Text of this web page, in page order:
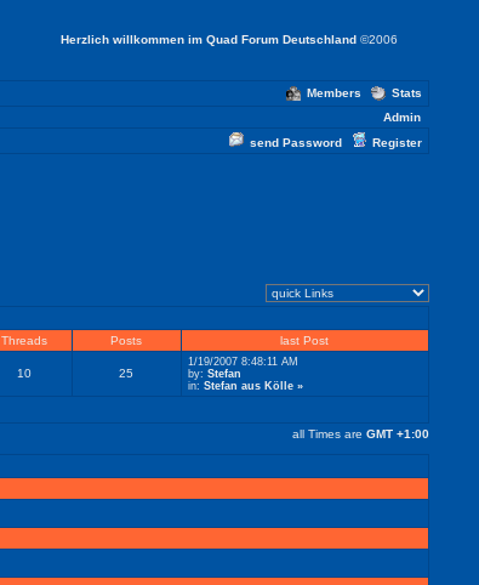
Herzlich willkommen im Quad Forum Deutschland ©2006
Members
Stats
Admin
send Password Register
Threads Posts last Post
10 25
1/19/2007 8:48:11 AM
by: Stefan
in: Stefan aus Kölle »
all Times are GMT +1:00